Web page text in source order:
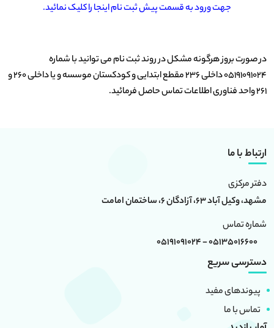
جهت ورود به قسمت پیش ثبت نام اینجا را کلیک نمائید.
در صورت بروز هرگونه مشکل در روند ثبت نام می توانید با شماره
۰۵۱۹۱۰۹۱۰۲۴ داخلی ۲۳۶ مقطع ابتدایی و کودکستان موسسه و یا داخلی ۲۶۰ و
۲۶۱ واحد فناوری اطلاعات تماس حاصل فرمائید.
ارتباط با ما
دفتر مرکزی
مشهد، وکیل آباد 63، آزادگان 6، ساختمان امامت
شماره تماس
05135016600 - 05191091024
دسترسی سریع
پیوندهای مفید
تماس با ما